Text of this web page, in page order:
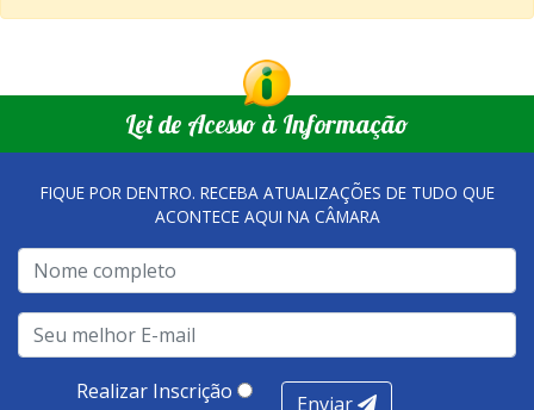
Lei de Acesso à Informação
FIQUE POR DENTRO. RECEBA ATUALIZAÇÕES DE TUDO QUE
ACONTECE AQUI NA CÂMARA
Realizar Inscrição
Enviar